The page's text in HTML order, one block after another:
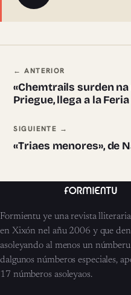
Navegación
← ANTERIOR
«Chemtrails surden na
Priegue, llega a la
SIGUIENTE →
«Triaes menores», de
Formientu ye una revista
en Xixón nel añu 2006 y que
asoleyando al menos un
dalgunos númberos especiales,
17 númberos asoleyaos.